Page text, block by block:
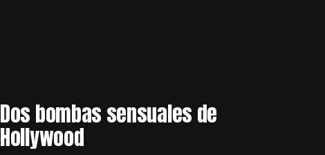
Dos bombas sensuales de
Hollywood